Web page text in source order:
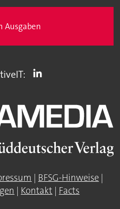
Ausgaben
| BFSG-Hinweise |
| Kontakt | Facts